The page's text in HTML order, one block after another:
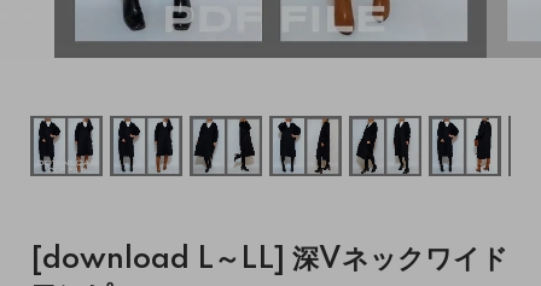
[download L～LL] 深Vネックワイド